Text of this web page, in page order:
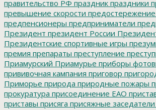
правительство РФ праздник праздники
превышение скорости предостережение
предпенсионеры предприниматели
Президент президент России
Президентские спортивные игры
премия препараты преступление
Приамурский Приамурье приборы
прививочная кампания приговор
Приморье природа природные пожары
прокуратура присоединение ЕАО
приставы присяга присяжные заседатели